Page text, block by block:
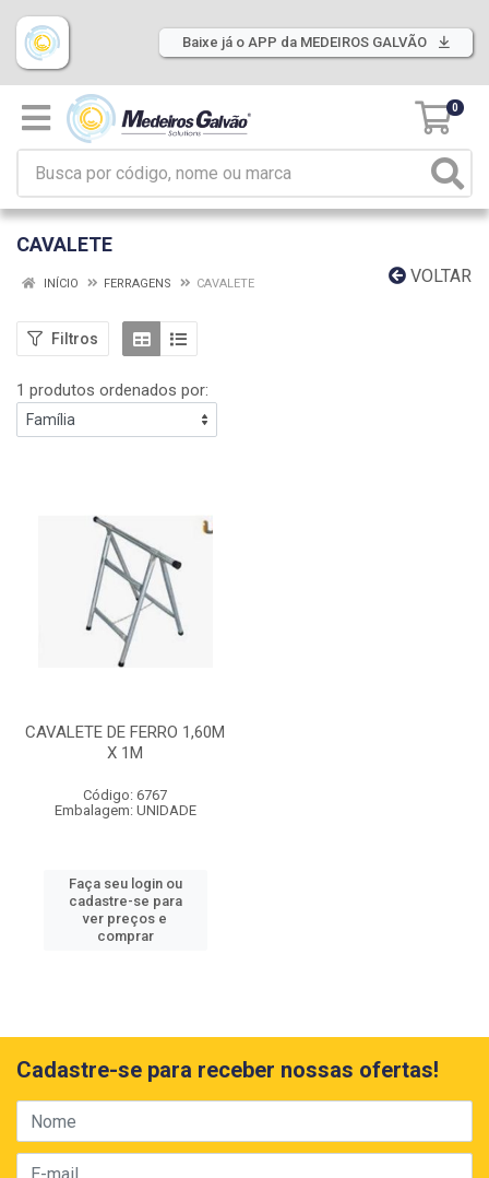
Baixe já o APP da MEDEIROS GALVÃO
0
CAVALETE
VOLTAR
INÍCIO FERRAGENS CAVALETE
Filtros
1 produtos ordenados por:
CAVALETE DE FERRO 1,60M
X 1M
Código: 6767
Embalagem: UNIDADE
Faça seu login ou
cadastre-se para
ver preços e
comprar
Cadastre-se para receber nossas ofertas!